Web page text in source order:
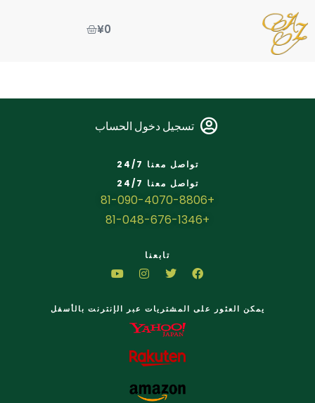
¥0
تسجيل دخول الحساب
تواصل معنا 24/7
تواصل معنا 24/7
+81-090-4070-8806
+81-048-676-1346
تابعنا
يمكن العثور على المشتريات عبر الإنترنت بالأسفل